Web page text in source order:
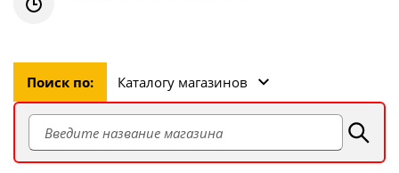
Поиск по: Каталогу магазинов